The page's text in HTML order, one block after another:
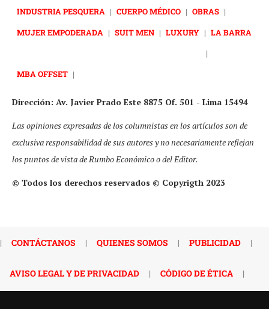
INDUSTRIA PESQUERA | CUERPO MÉDICO | OBRAS |
MUJER EMPODERADA | SUIT MEN | LUXURY | LA BARRA
|
MBA OFFSET |
Dirección: Av. Javier Prado Este 8875 Of. 501 - Lima 15494
Las opiniones expresadas de los columnistas en los artículos son de
exclusiva responsabilidad de sus autores y no necesariamente reflejan
los puntos de vista de Rumbo Económico o del Editor.
© Todos los derechos reservados © Copyrigth 2023
| CONTÁCTANOS | QUIENES SOMOS | PUBLICIDAD |
AVISO LEGAL Y DE PRIVACIDAD | CÓDIGO DE ÉTICA |